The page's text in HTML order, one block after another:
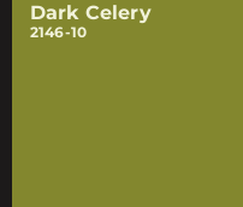
Dark Celery
2146-10